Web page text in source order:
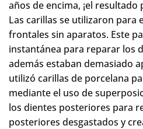
años de encima, ¡el
Las carillas se utilizaron para
frontales sin aparatos. Este
instantánea para reparar los
además estaban demasiado
utilizó carillas de porcelana
mediante el uso de
los dientes posteriores para
posteriores desgastados y